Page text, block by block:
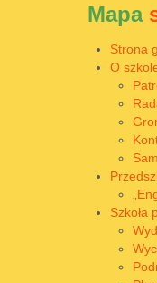
Mapa
Strona
O
Szkoła